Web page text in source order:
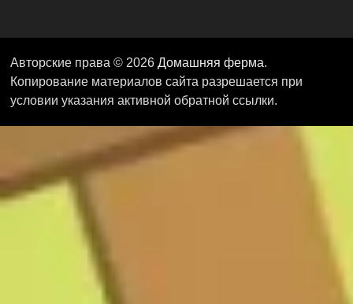
Авторские права © 2026 Домашняя ферма.
Копирование материалов сайта разрешается при
условии указания активной обратной ссылки.